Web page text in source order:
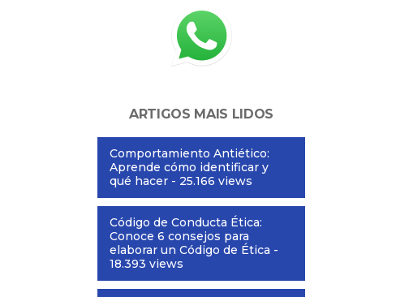
ARTIGOS MAIS LIDOS
Comportamiento Antiético:
Aprende cómo identificar y
qué hacer - 25.166 views
Código de Conducta Ética:
Conoce 6 consejos para
elaborar un Código de Ética -
18.393 views